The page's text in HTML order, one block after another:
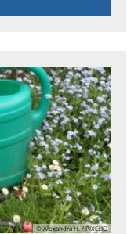
© Alexandra H. / PIXELIO